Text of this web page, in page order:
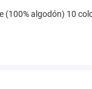
(100% algodón) 10